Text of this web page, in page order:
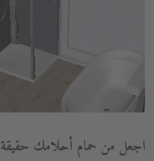
اجعل من حمام أحلامك حقيقة